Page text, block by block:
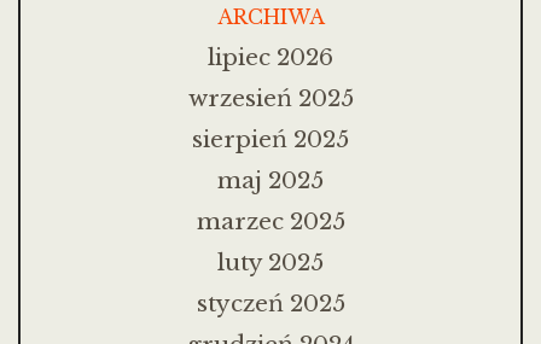
ARCHIWA
lipiec 2026
wrzesień 2025
sierpień 2025
maj 2025
marzec 2025
luty 2025
styczeń 2025